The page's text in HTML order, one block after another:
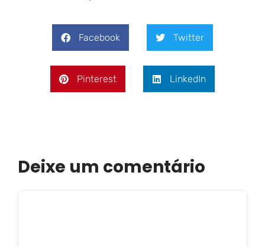
Facebook Twitter
Pinterest LinkedIn
Deixe um comentário